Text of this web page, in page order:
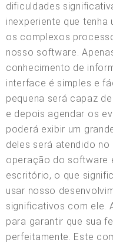
dificuldades
inexperiente que tenha
os complexos
nosso software.
conhecimento de
interface é simples e
pequena será capaz
e depois agendar os
poderá exibir um
deles será atendido
operação do software
escritório, o que
usar nosso
significativos com ele.
para garantir que sua
perfeitamente. Este